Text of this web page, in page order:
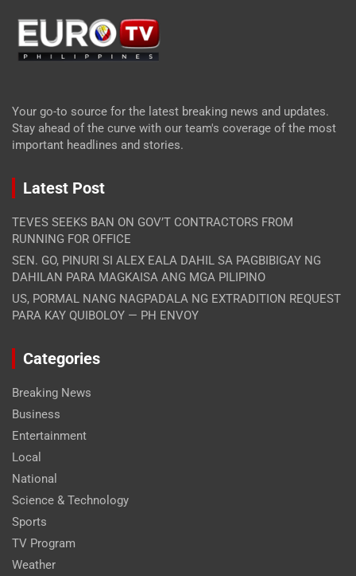
Your go-to source for the latest breaking news and updates.
Stay ahead of the curve with our team's coverage of the most
important headlines and stories.
Latest Post
TEVES SEEKS BAN ON GOV’T CONTRACTORS FROM
RUNNING FOR OFFICE
SEN. GO, PINURI SI ALEX EALA DAHIL SA PAGBIBIGAY NG
DAHILAN PARA MAGKAISA ANG MGA PILIPINO
US, PORMAL NANG NAGPADALA NG EXTRADITION REQUEST
PARA KAY QUIBOLOY — PH ENVOY
Categories
Breaking News
Business
Entertainment
Local
National
Science & Technology
Sports
TV Program
Weather